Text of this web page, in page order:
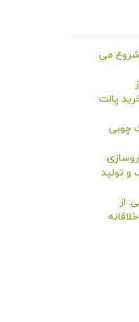
شروع می
پالت
چوبی
تولید
از